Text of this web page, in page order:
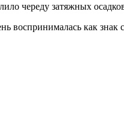
череду затяжных
воспринималась как